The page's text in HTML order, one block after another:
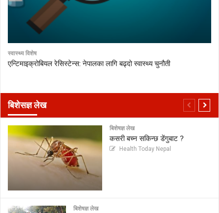
स्वास्थ्य विशेष
एन्टिमाइक्रोबियल रेसिस्टेन्स: नेपालका लागि बढ्दो स्वास्थ्य चुनौती
बिशेसज्ञ लेख
बिशेषज्ञ लेख
कसरी बच्न सकिन्छ डेंगुबाट ?
Health Today Nepal
बिशेषज्ञ लेख